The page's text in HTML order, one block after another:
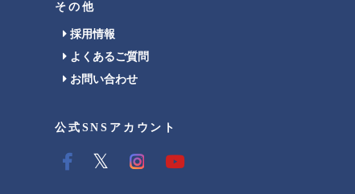
その他
採用情報
よくあるご質問
お問い合わせ
公式SNSアカウント